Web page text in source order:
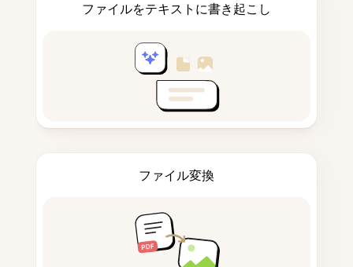
ファイルをテキストに書き起こし
ファイル変換